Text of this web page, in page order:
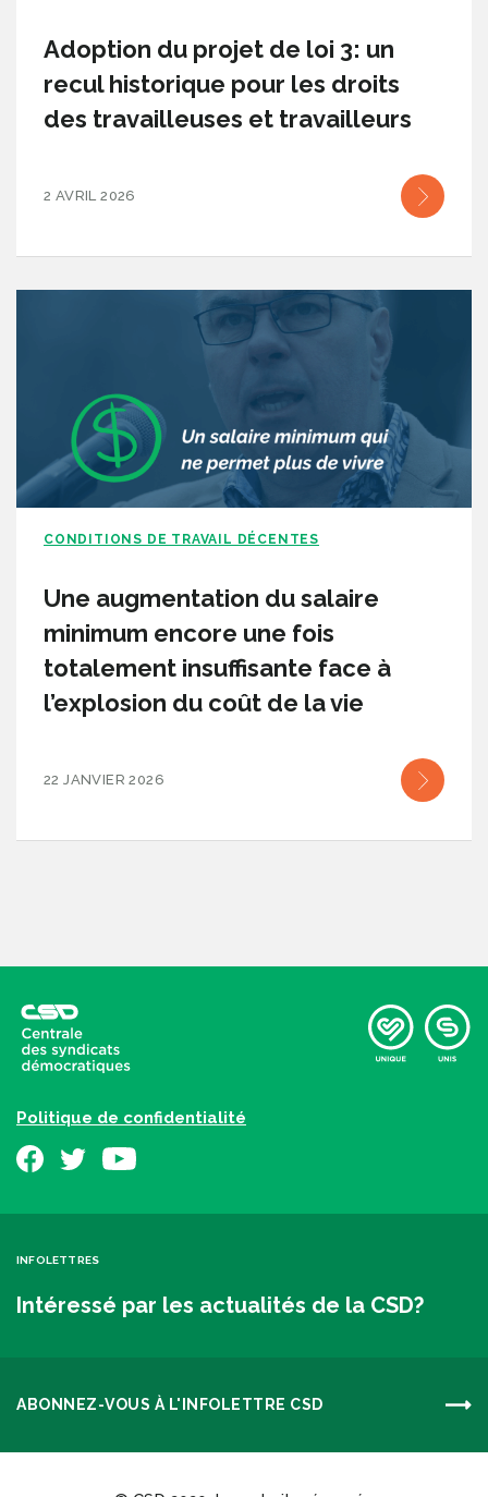
Adoption du projet de loi 3: un
recul historique pour les droits
des travailleuses et travailleurs
2 AVRIL 2026
CONDITIONS DE TRAVAIL DÉCENTES
Une augmentation du salaire
minimum encore une fois
totalement insuffisante face à
l’explosion du coût de la vie
22 JANVIER 2026
Politique de confidentialité
INFOLETTRES
Intéressé par les actualités de la CSD?
ABONNEZ-VOUS À L'INFOLETTRE CSD